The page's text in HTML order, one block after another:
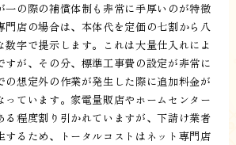
一の際の補償体制も非常に手厚いのが特徴
門店の場合は、本体代を定価の七割から八
数字で提示します。これは大量仕入れによ
すが、その分、標準工事費の設定が非常に
の想定外の作業が発生した際に追加料金が
っています。家電量販店やホームセンター
る程度割り引かれていますが、下請け業者
するため、トータルコストはネット専門店